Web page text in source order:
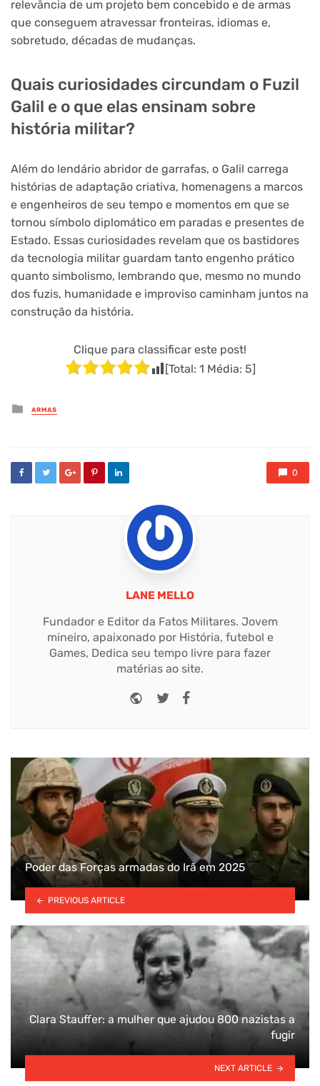
relevância de um projeto bem concebido e de armas
que conseguem atravessar fronteiras, idiomas e,
sobretudo, décadas de mudanças.
Quais curiosidades circundam o Fuzil
Galil e o que elas ensinam sobre
história militar?
Além do lendário abridor de garrafas, o Galil carrega
histórias de adaptação criativa, homenagens a marcos
e engenheiros de seu tempo e momentos em que se
tornou símbolo diplomático em paradas e presentes de
Estado. Essas curiosidades revelam que os bastidores
da tecnologia militar guardam tanto engenho prático
quanto simbolismo, lembrando que, mesmo no mundo
dos fuzis, humanidade e improviso caminham juntos na
construção da história.
Clique para classificar este post!
[Total: 1 Média: 5]
Posted
in
ARMAS
0
LANE MELLO
Fundador e Editor da Fatos Militares. Jovem
mineiro, apaixonado por História, futebol e
Games, Dedica seu tempo livre para fazer
matérias ao site.
Website
Twitter
Poder das Forças armadas do Irã em 2025
PREVIOUS ARTICLE
Clara Stauffer: a mulher que ajudou 800 nazistas a
fugir
NEXT ARTICLE